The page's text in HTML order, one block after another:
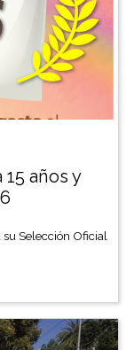
años y
su Selección Oficial